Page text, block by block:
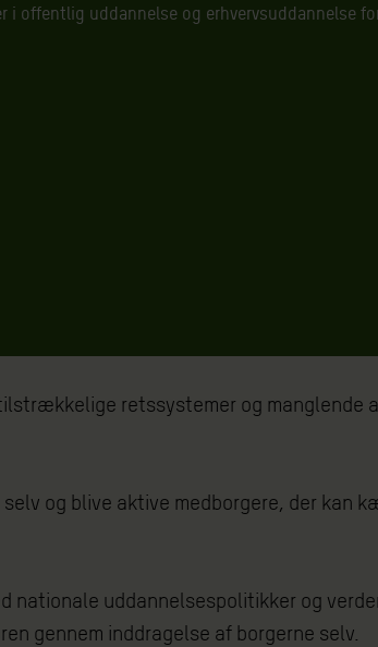
i offentlig uddannelse og erhvervsuddannelse
retssystemer og manglende
og blive aktive medborgere, der kan
uddannelsespolitikker og
gennem inddragelse af borgerne selv.